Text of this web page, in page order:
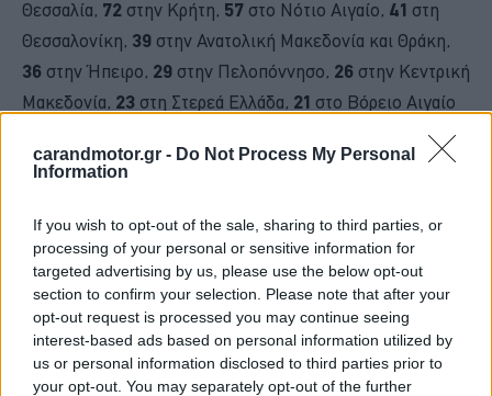
carandmotor.gr - Do Not Process My Personal
Information
If you wish to opt-out of the sale, sharing to third parties, or
processing of your personal or sensitive information for
targeted advertising by us, please use the below opt-out
section to confirm your selection. Please note that after your
opt-out request is processed you may continue seeing
interest-based ads based on personal information utilized by
us or personal information disclosed to third parties prior to
your opt-out. You may separately opt-out of the further
Θεσσαλία, 72 στην Κρήτη, 57 στο Νότιο Αιγαίο, 41 στη
Θεσσαλονίκη, 39 στην Ανατολική Μακεδονία και Θράκη,
36 στην Ήπειρο, 29 στην Πελοπόννησο, 26 στην Κεντρική
Μακεδονία, 23 στη Στερεά Ελλάδα, 21 στο Βόρειο Αιγαίο